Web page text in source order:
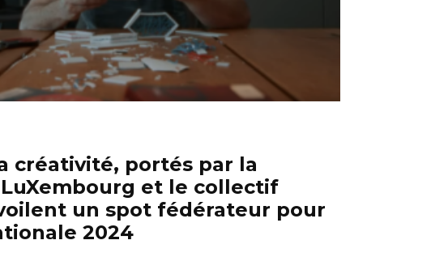
créativité, portés par la
et le collectif
un spot fédérateur pour
2024